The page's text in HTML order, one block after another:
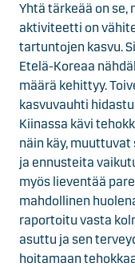
Yhtä tärkeää on se,
aktiviteetti on
tartuntojen kasvu.
Etelä-Koreaa
määrä kehittyy.
kasvuvauhti
Kiinassa kävi
näin käy,
ja ennusteita
myös lieventää
mahdollinen
raportoitu vasta
asuttu ja sen
hoitamaan